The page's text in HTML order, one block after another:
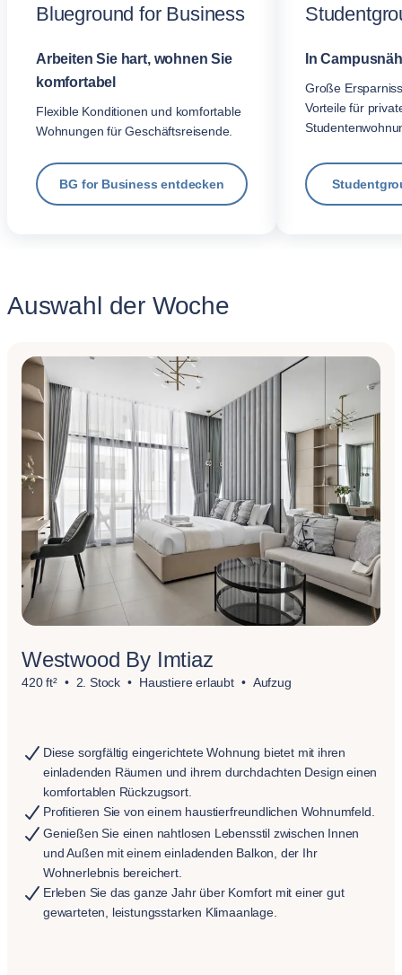
Blueground for Business
Arbeiten Sie hart, wohnen Sie
komfortabel
Flexible Konditionen und komfortable
Wohnungen für Geschäftsreisende.
BG for Business entdecken
In
Große
Vorteile für
Auswahl der Woche
Westwood By Imtiaz
420 ft² 2. Stock Haustiere erlaubt Aufzug
Diese sorgfältig eingerichtete Wohnung bietet mit ihren
einladenden Räumen und ihrem durchdachten Design einen
komfortablen Rückzugsort.
Profitieren Sie von einem haustierfreundlichen Wohnumfeld.
Genießen Sie einen nahtlosen Lebensstil zwischen Innen
und Außen mit einem einladenden Balkon, der Ihr
Wohnerlebnis bereichert.
Erleben Sie das ganze Jahr über Komfort mit einer gut
gewarteten, leistungsstarken Klimaanlage.